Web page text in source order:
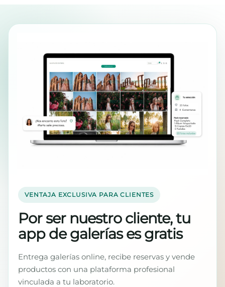
VENTAJA EXCLUSIVA PARA CLIENTES
Por ser nuestro cliente, tu
app de galerías es gratis
Entrega galerías online, recibe reservas y vende
productos con una plataforma profesional
vinculada a tu laboratorio.